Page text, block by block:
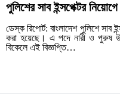
পুলিশের সাব ইন্সপেক্টর
ডেস্ক রিপোর্ট: বাংলাদেশ পুলিশে
করা হয়েছে। এ পদে নারী ও পুরুষ
বিকেলে এই বিজ্ঞপ্তি…